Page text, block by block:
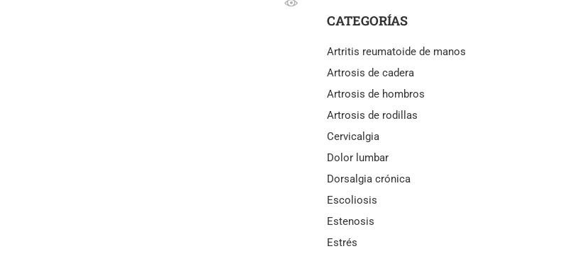
CATEGORÍAS
Artritis reumatoide de manos
Artrosis de cadera
Artrosis de hombros
Artrosis de rodillas
Cervicalgia
Dolor lumbar
Dorsalgia crónica
Escoliosis
Estenosis
Estrés